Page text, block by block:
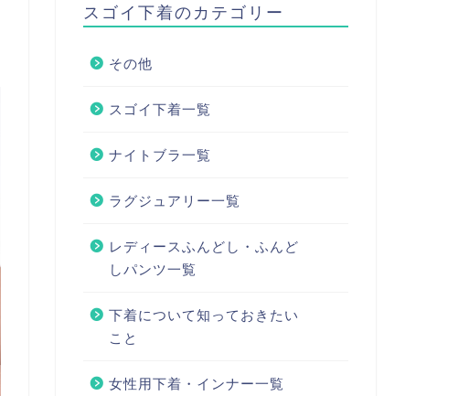
スゴイ下着のカテゴリー
その他
スゴイ下着一覧
ナイトブラ一覧
ラグジュアリー一覧
レディースふんどし・ふんど
しパンツ一覧
下着について知っておきたい
こと
女性用下着・インナー一覧